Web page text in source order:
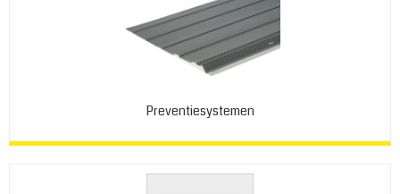
Preventiesystemen